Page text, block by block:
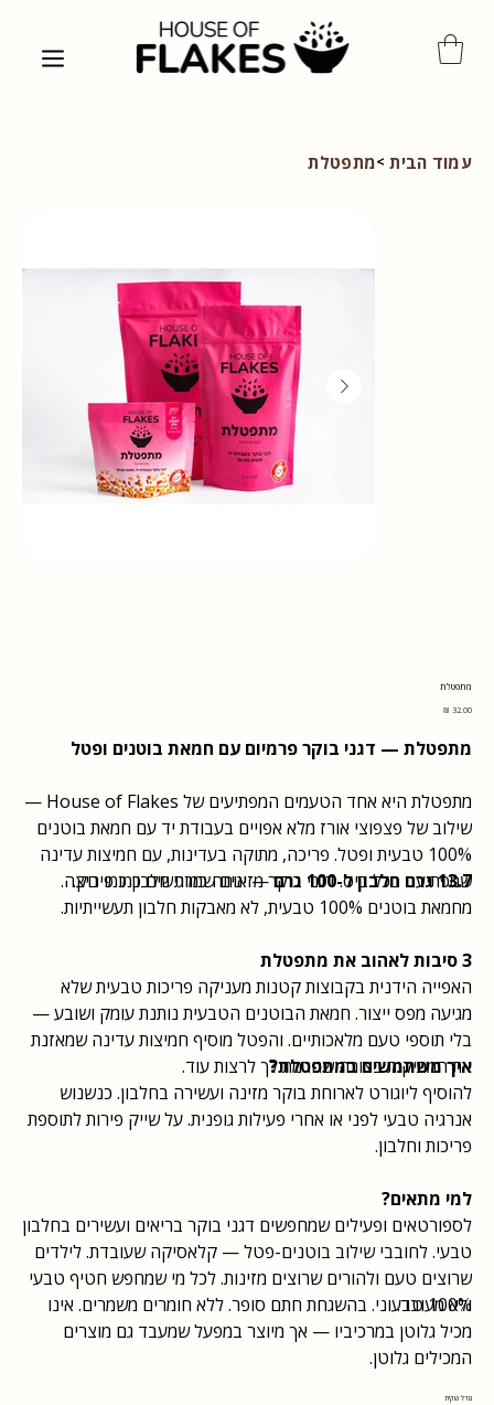
עמוד הבית >מתפטלת
מתפטלת
מחיר
מתפטלת — דגני בוקר פרמיום עם חמאת בוטנים ופטל
מתפטלת היא אחד הטעמים המפתיעים של House of Flakes —
שילוב של פצפוצי אורז מלא אפויים בעבודת יד עם חמאת בוטנים
100% טבעית ופטל. פריכה, מתוקה בעדינות, עם חמיצות עדינה
שמפתיעה בכל ביס. דגני בוקר מזינים שמרגישים כמו פינוק.
13.7 גרם חלבון ל-100 גרם
— אותה כמות חלבון כמו ביצה.
מחמאת בוטנים 100% טבעית, לא מאבקות חלבון תעשייתיות.
3 סיבות לאהוב את מתפטלת
האפייה הידנית בקבוצות קטנות מעניקה פריכות טבעית שלא
מגיעה מפס ייצור. חמאת הבוטנים הטבעית נותנת עומק ושובע —
בלי תוספי טעם מלאכותיים. והפטל מוסיף חמיצות עדינה שמאזנת
את המתיקות בצורה שגורמת לך לרצות עוד.
איך משתמשים במתפטלת?
להוסיף ליוגורט לארוחת בוקר מזינה ועשירה בחלבון. כנשנוש
אנרגיה טבעי לפני או אחרי פעילות גופנית. על שייק פירות לתוספת
פריכות וחלבון.
למי מתאים?
לספורטאים ופעילים שמחפשים דגני בוקר בריאים ועשירים בחלבון
טבעי. לחובבי שילוב בוטנים-פטל — קלאסיקה שעובדת. לילדים
שרוצים טעם ולהורים שרוצים מזינות. לכל מי שמחפש חטיף טבעי
ולא מעובד.100% טבעוני. בהשגחת חתם סופר. ללא חומרים משמרים. אינו
מכיל גלוטן במרכיביו — אך מיוצר במפעל שמעבד גם מוצרים
המכילים גלוטן.
גודל שקית